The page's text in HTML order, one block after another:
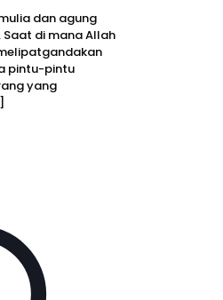
dan agung
di mana Allah
pintu-pintu
yang